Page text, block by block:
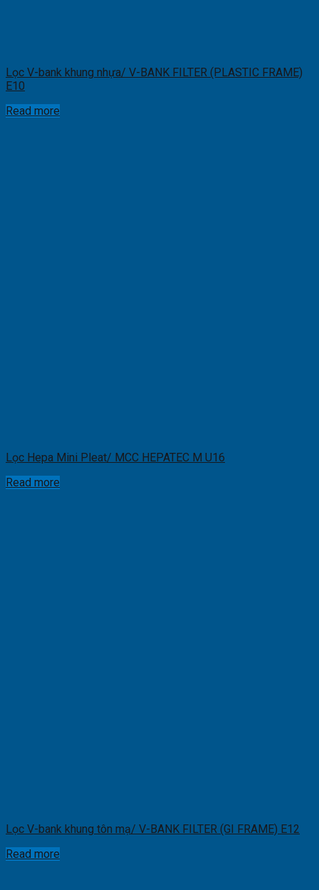
Lọc V-bank khung nhựa/ V-BANK FILTER (PLASTIC FRAME)
E10
Read more
Lọc Hepa Mini Pleat/ MCC HEPATEC M U16
Read more
Lọc V-bank khung tôn mạ/ V-BANK FILTER (GI FRAME) E12
Read more